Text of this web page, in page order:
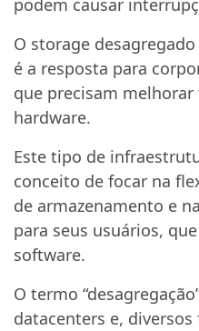
podem causar
O storage
é a resposta para
que precisam
hardware.
Este tipo de
conceito de focar na
de armazenamento e
para seus usuários,
software.
O termo
datacenters e,